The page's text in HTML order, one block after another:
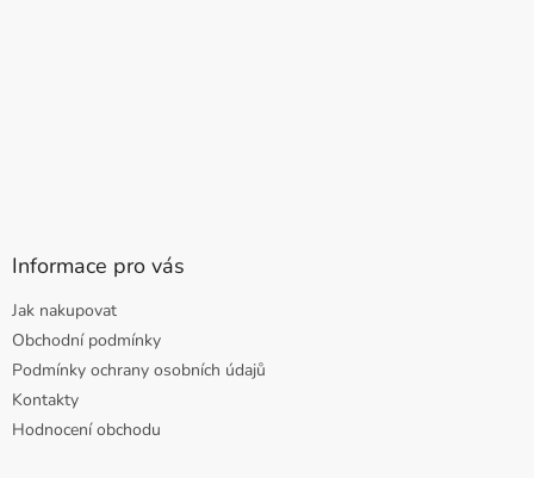
Informace pro vás
Jak nakupovat
Obchodní podmínky
Podmínky ochrany osobních údajů
Kontakty
Hodnocení obchodu